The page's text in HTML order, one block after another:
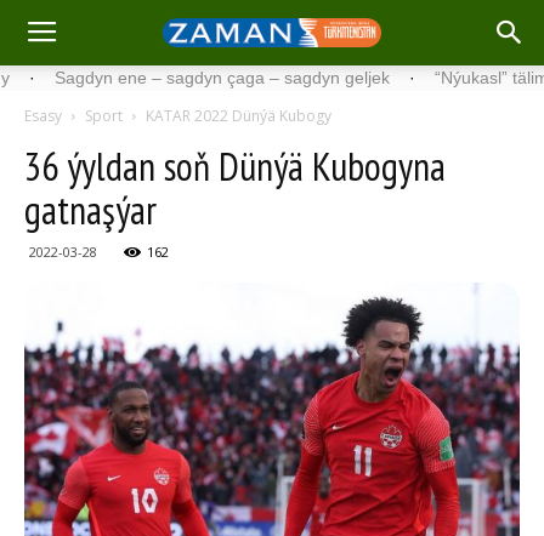
ene – sagdyn çaga – sagdyn geljek · “Nýukasl” tälimçisini
Esasy Sport KATAR 2022 Dünýä Kubogy
36 ýyldan soň Dünýä Kubogyna
gatnaşýar
2022-03-28 162